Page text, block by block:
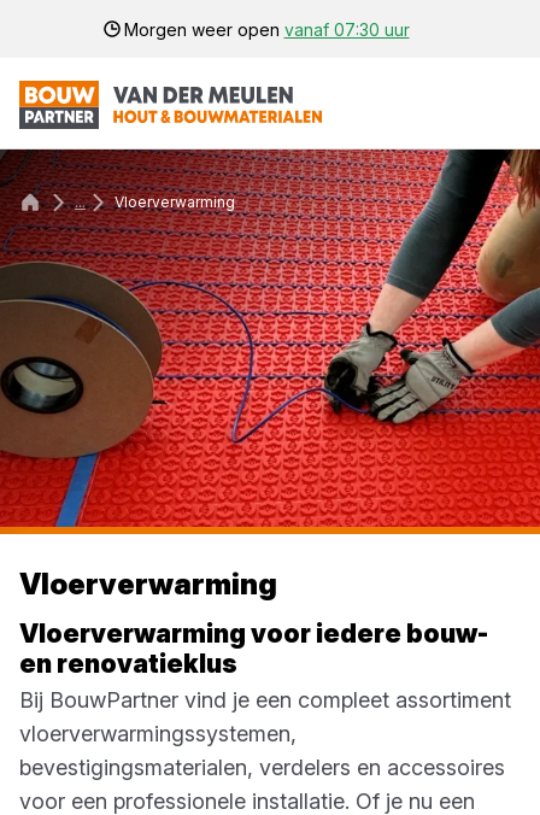
Morgen weer open vanaf 07:30 uur
... Vloerverwarming
Vloerverwarming
Vloerverwarming voor iedere bouw-
en renovatieklus
Bij BouwPartner vind je een compleet assortiment
vloerverwarmingssystemen,
bevestigingsmaterialen, verdelers en accessoires
voor een professionele installatie. Of je nu een